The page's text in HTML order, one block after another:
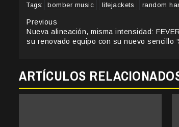
Tags: bomber music lifejackets random
Continue
Reading
Previous
Nueva alineación, misma intensidad:
su renovado equipo con su nuevo sencillo
ARTÍCULOS